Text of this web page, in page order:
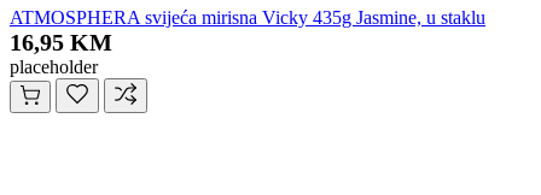
ATMOSPHERA svijeća mirisna Vicky 435g Jasmine, u staklu
16,95 KM
placeholder